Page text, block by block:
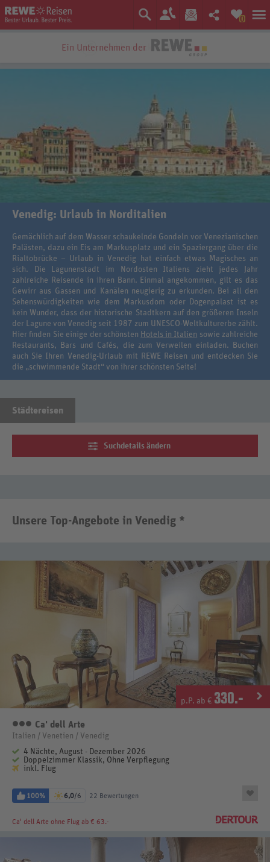
0
Ein Unternehmen der
Venedig: Urlaub in Norditalien
Gemächlich auf dem Wasser schaukelnde Gondeln vor Venezianischen
Palästen, dazu ein Eis am Markusplatz und ein Spaziergang über die
Rialtobrücke – Urlaub in Venedig hat einfach etwas Magisches an
sich. Die Lagunenstadt im Nordosten Italiens zieht jedes Jahr
zahlreiche Reisende in ihren Bann. Einmal angekommen, gilt es das
Gewirr aus Gassen und Kanälen neugierig zu erkunden. Bei all den
Sehenswürdigkeiten wie dem Markusdom oder Dogenpalast ist es
kein Wunder, dass der historische Stadtkern auf den größeren Inseln
der Lagune von Venedig seit 1987 zum UNESCO-Weltkulturerbe zählt.
Hier finden Sie einige der schönsten Hotels in Italien sowie zahlreiche
Restaurants, Bars und Cafés, die zum Verweilen einladen. Buchen
auch Sie Ihren Venedig-Urlaub mit REWE Reisen und entdecken Sie
die „schwimmende Stadt“ von ihrer schönsten Seite!
Städtereisen
Suchdetails ändern
Unsere Top-Angebote in Venedig *
p.P. ab € 330.-
3 Sterne
Ca' dell Arte
Italien / Venetien / Venedig
4 Nächte, August - Dezember 2026
Doppelzimmer Klassik, Ohne Verpflegung
inkl. Flug
100% 6,0/6 22 Bewertungen
Ca' dell Arte ohne Flug ab € 63.-